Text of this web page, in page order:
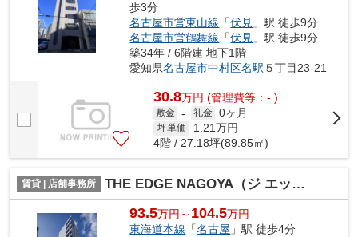
歩3分
名古屋市営東山線 「伏見 」駅 徒歩9分
名古屋市営鶴舞線 「伏見 」駅 徒歩9分
築34年 / 6階建 地下1階
愛知県名古屋市中村区名駅 ５丁目23-21
30.8万円 (管理費等：- )
敷金 - 礼金 0ヶ月
坪単価 1.21万円
4階 / 27.18坪(89.85㎡)
賃貸 | 店舗事務所 THE EDGE NAGOYA（ジ エッジ ナゴヤ）【 サロン系おすすめ 】
93.5万円～ 104.5万円
東海道本線 「名古屋 」駅 徒歩4分